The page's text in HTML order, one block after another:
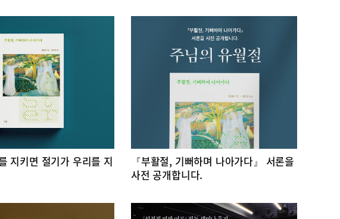
지키면 절기가 우리를 지
『부활절, 기뻐하며 나아가다』 서론을
사전 공개합니다.